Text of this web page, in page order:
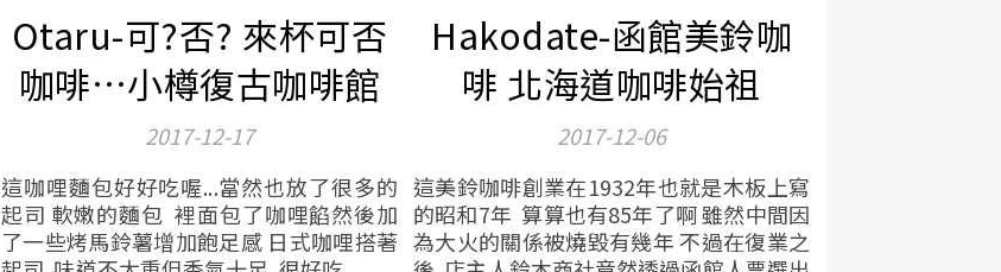
Otaru-可?否? 來杯可否
咖啡…小樽復古咖啡館
2017-12-17
這咖哩麵包好好吃喔...當然也放了很多的
起司 軟嫩的麵包 裡面包了咖哩餡然後加
了一些烤馬鈴薯增加飽足感 日式咖哩搭著
Hakodate-函館美鈴咖
啡 北海道咖啡始祖
2017-12-06
這美鈴咖啡創業在1932年也就是木板上寫
的昭和7年 算算也有85年了啊 雖然中間因
為大火的關係被燒毀有幾年 不過在復業之